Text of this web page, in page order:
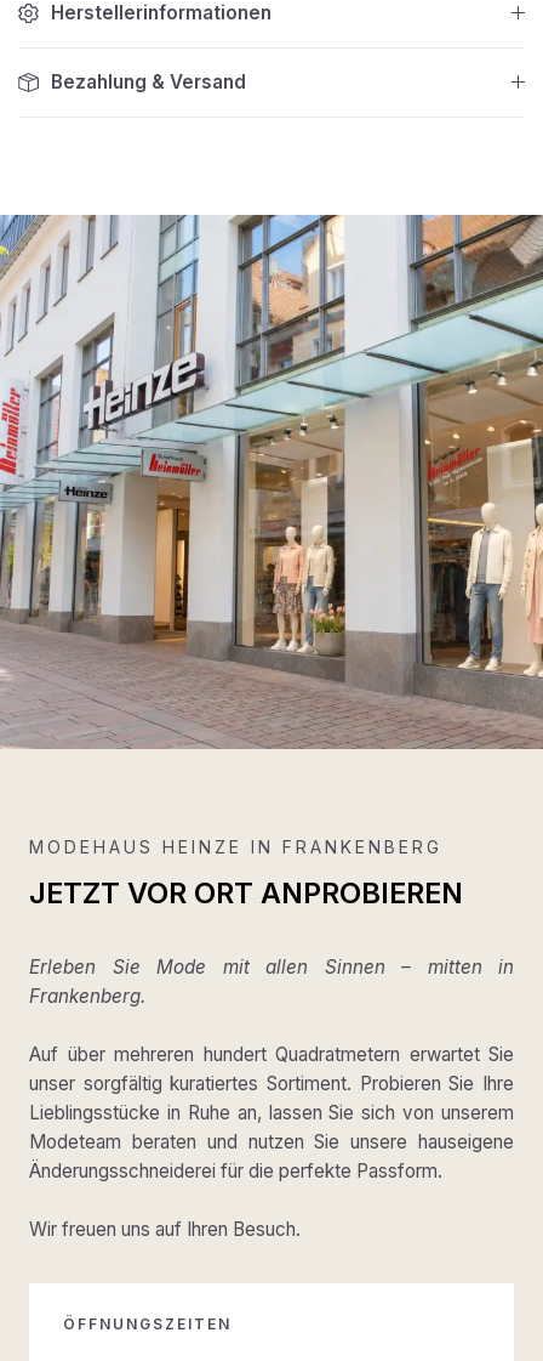
Herstellerinformationen
Bezahlung & Versand
MODEHAUS HEINZE IN FRANKENBERG
JETZT VOR ORT ANPROBIEREN
Erleben Sie Mode mit allen Sinnen – mitten in
Frankenberg.
Auf über mehreren hundert Quadratmetern erwartet Sie
unser sorgfältig kuratiertes Sortiment. Probieren Sie Ihre
Lieblingsstücke in Ruhe an, lassen Sie sich von unserem
Modeteam beraten und nutzen Sie unsere hauseigene
Änderungsschneiderei für die perfekte Passform.
Wir freuen uns auf Ihren Besuch.
ÖFFNUNGSZEITEN